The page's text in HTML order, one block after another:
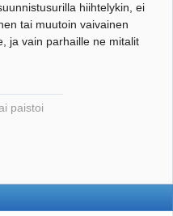
hiihtelykin, ei
tai muutoin vaivainen
ja vain parhaille ne mitalit
paistoi